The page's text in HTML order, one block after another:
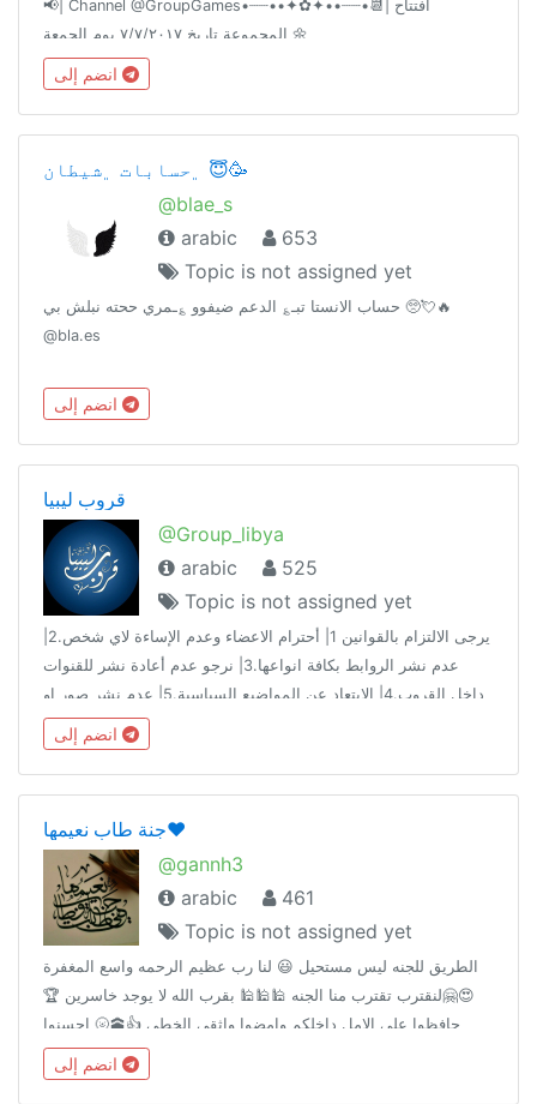
📢| Channel @GroupGames•┈┈••✦✿✦••┈┈•📆| افتتاح
المجموعة تاريخ ٧/٧/٢٠١٧ يوم الجمعة 🌼
﮼حسابات ﮼شيطان 😇🥳
@blae_s
arabic
653
Topic is not assigned yet
حساب الانستا تبـ؏ الدعم ضيفوو ؏ـمري ححته نبلش بي 🥺💘🔥
@bla.es
قروب ليبيا
@Group_libya
arabic
525
Topic is not assigned yet
عدم نشر الروابط بكافة انواعها.3| نرجو عدم أعادة نشر للقنوات
داخل القروب.4| الابتعاد عن المواضيع السياسية.5| عدم نشر صور او
جنة طاب نعيمها❤️
@gannh3
arabic
461
Topic is not assigned yet
الطريق للجنه ليس مستحيل 😃 لنا رب عظيم الرحمه واسع المغفرة
😍🤗لنقترب تقترب منا الجنه 🕌🕌🕌 بقرب الله لا يوجد خاسرين 🏆
حافظوا على الامل داخلكم وامضوا واثقي الخطى 👍🕋🌝 احسنوا
الظن- بالله اتمسكوا بالقرآن الكريم وسنة الحبيب محمد عليه الصلاة
والسلام😃✅